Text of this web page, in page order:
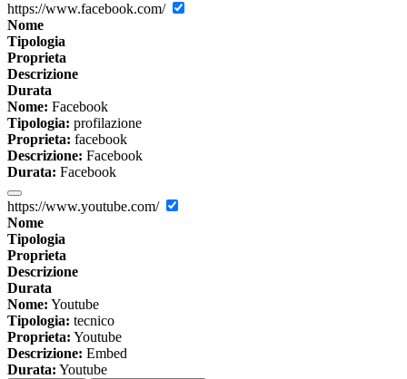
https://www.facebook.com/
Nome
Tipologia
Proprieta
Descrizione
Durata
Nome: Facebook
Tipologia: profilazione
Proprieta: facebook
Descrizione: Facebook
Durata: Facebook
https://www.youtube.com/
Nome
Tipologia
Proprieta
Descrizione
Durata
Nome: Youtube
Tipologia: tecnico
Proprieta: Youtube
Descrizione: Embed
Durata: Youtube